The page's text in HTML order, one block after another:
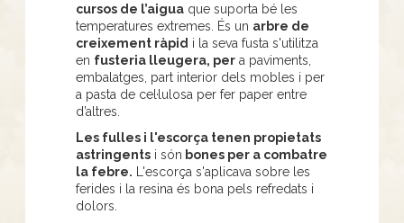
cursos de l’aigua que suporta bé les
temperatures extremes. És un arbre de
creixement ràpid i la seva fusta s'utilitza
en fusteria lleugera, per a paviments,
embalatges, part interior dels mobles i per
a pasta de cel·lulosa per fer paper entre
d’altres.
Les fulles i l'escorça tenen propietats
astringents i són bones per a combatre
la febre. L'escorça s'aplicava sobre les
ferides i la resina és bona pels refredats i
dolors.